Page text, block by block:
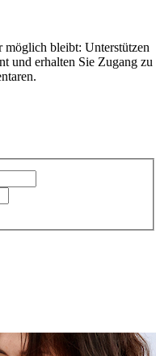
möglich bleibt: Unterstützen
und erhalten Sie Zugang zu